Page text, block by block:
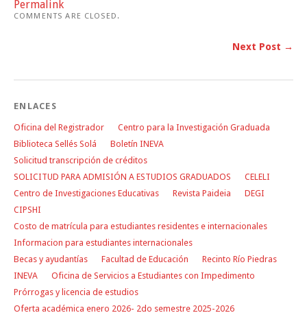
Permalink
COMMENTS ARE CLOSED.
Next Post →
ENLACES
Oficina del Registrador
Centro para la Investigación Graduada
Biblioteca Sellés Solá
Boletín INEVA
Solicitud transcripción de créditos
SOLICITUD PARA ADMISIÓN A ESTUDIOS GRADUADOS
CELELI
Centro de Investigaciones Educativas
Revista Paideia
DEGI
CIPSHI
Costo de matrícula para estudiantes residentes e internacionales
Informacion para estudiantes internacionales
Becas y ayudantías
Facultad de Educación
Recinto Río Piedras
INEVA
Oficina de Servicios a Estudiantes con Impedimento
Prórrogas y licencia de estudios
Oferta académica enero 2026- 2do semestre 2025-2026